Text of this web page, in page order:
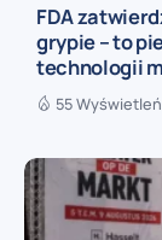
FDA
grypie – to
technologii
55 Wyświetleń